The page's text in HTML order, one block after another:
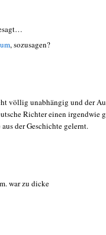
, sozusagen?
völlig unabhängig und der
Richter einen irgendwie
der Geschichte gelernt.
war zu dicke